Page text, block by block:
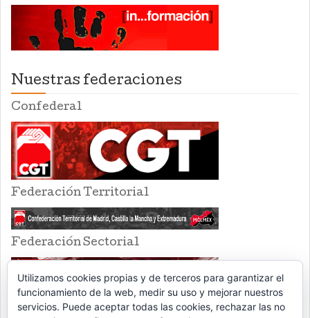
Nuestras federaciones
Confederal
Federación Territorial
Federación Sectorial
Utilizamos cookies propias y de terceros para garantizar el
funcionamiento de la web, medir su uso y mejorar nuestros
servicios. Puede aceptar todas las cookies, rechazar las no